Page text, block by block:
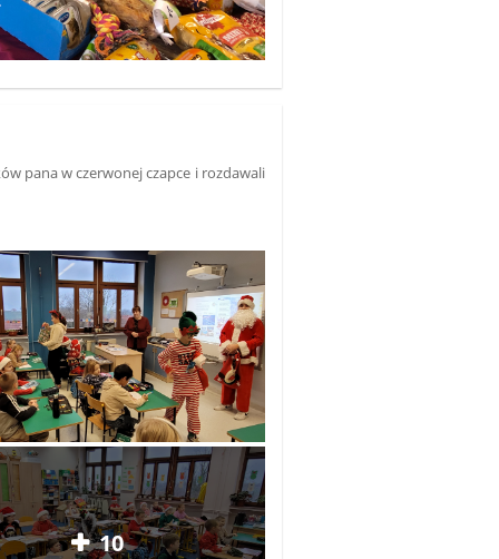
pana w czerwonej czapce i rozdawali
10